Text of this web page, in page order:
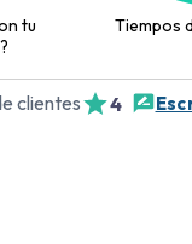
tu
Tiempos
clientes 4